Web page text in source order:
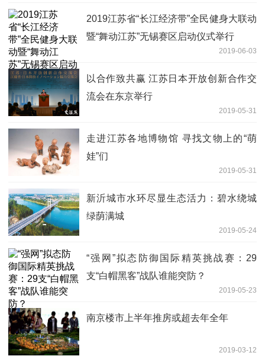
2019江苏省“长江经济带”全民健身大联动
暨“舞动江苏”无锡赛区启动仪式举行
2019-06-03
以合作致共赢 江苏日本开放创新合作交
流会在东京举行
2019-05-31
走进江苏各地博物馆 寻找文物上的“萌
娃”们
2019-05-31
新沂城市水环尽显生态活力：碧水绕城
绿荫满城
2019-05-24
“强网”拟态防御国际精英挑战赛：29
支“白帽黑客”战队谁能突防？
2019-05-23
南京楼市上半年推房或超去年全年
2019-03-12